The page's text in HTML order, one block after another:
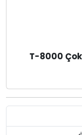
T-8000 Çok